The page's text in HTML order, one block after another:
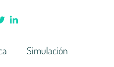
Simulación